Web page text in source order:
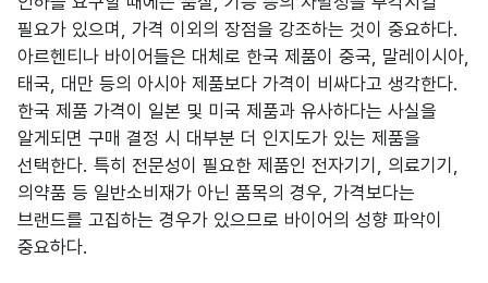
필요가 있으며, 가격 이외의 장점을 강조하는 것이 중요하다.
아르헨티나 바이어들은 대체로 한국 제품이 중국, 말레이시아,
태국, 대만 등의 아시아 제품보다 가격이 비싸다고 생각한다.
한국 제품 가격이 일본 및 미국 제품과 유사하다는 사실을
알게되면 구매 결정 시 대부분 더 인지도가 있는 제품을
선택한다. 특히 전문성이 필요한 제품인 전자기기, 의료기기,
의약품 등 일반소비재가 아닌 품목의 경우, 가격보다는
브랜드를 고집하는 경우가 있으므로 바이어의 성향 파악이
중요하다.